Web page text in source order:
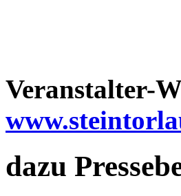
Veranstalter-
dazu